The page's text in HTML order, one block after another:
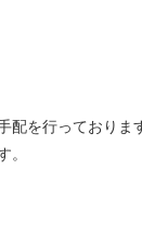
を行っており